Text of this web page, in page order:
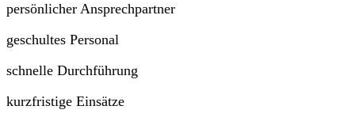
persönlicher Ansprechpartner
geschultes Personal
schnelle Durchführung
kurzfristige Einsätze